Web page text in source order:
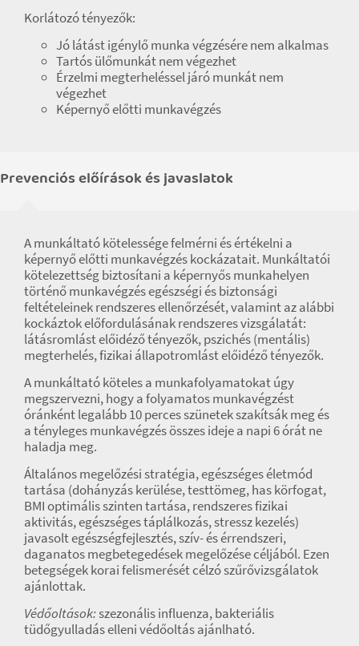
Korlátozó tényezők:
Jó látást igénylő munka végzésére nem alkalmas
Tartós ülőmunkát nem végezhet
Érzelmi megterheléssel járó munkát nem
végezhet
Képernyő előtti munkavégzés
Prevenciós előírások és javaslatok
A munkáltató kötelessége felmérni és értékelni a
képernyő előtti munkavégzés kockázatait. Munkáltatói
kötelezettség biztosítani a képernyős munkahelyen
történő munkavégzés egészségi és biztonsági
feltételeinek rendszeres ellenőrzését, valamint az alábbi
kockáztok előfordulásának rendszeres vizsgálatát:
látásromlást előidéző tényezők, pszichés (mentális)
megterhelés, fizikai állapotromlást előidéző tényezők.
A munkáltató köteles a munkafolyamatokat úgy
megszervezni, hogy a folyamatos munkavégzést
óránként legalább 10 perces szünetek szakítsák meg és
a tényleges munkavégzés összes ideje a napi 6 órát ne
haladja meg.
Általános megelőzési stratégia, egészséges életmód
tartása (dohányzás kerülése, testtömeg, has körfogat,
BMI optimális szinten tartása, rendszeres fizikai
aktivitás, egészséges táplálkozás, stressz kezelés)
javasolt egészségfejlesztés, szív- és érrendszeri,
daganatos megbetegedések megelőzése céljából. Ezen
betegségek korai felismerését célzó szűrővizsgálatok
ajánlottak.
Védőoltások:szezonális influenza, bakteriális
tüdőgyulladás elleni védőoltás ajánlható.